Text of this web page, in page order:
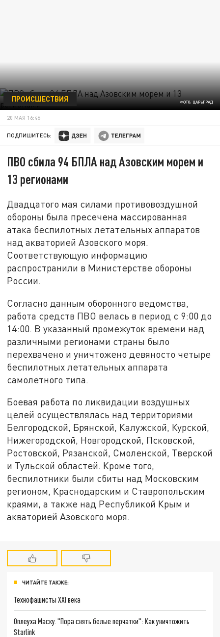
ФОТО: ЦАРЬГРАД
ПРОИСШЕСТВИЯ
20 МАЯ 16:46
ПОДПИШИТЕСЬ:
ПВО сбила 94 БПЛА над Азовским морем и
13 регионами
Двадцатого мая силами противовоздушной
обороны была пресечена массированная
атака беспилотных летательных аппаратов
над акваторией Азовского моря.
Соответствующую информацию
распространили в Министерстве обороны
России.
Согласно данным оборонного ведомства,
работа средств ПВО велась в период с 9:00 до
14:00. В указанный промежуток времени над
различными регионами страны было
перехвачено и уничтожено девяносто четыре
беспилотных летательных аппарата
самолетного типа.
Боевая работа по ликвидации воздушных
целей осуществлялась над территориями
Белгородской, Брянской, Калужской, Курской,
Нижегородской, Новгородской, Псковской,
Ростовской, Рязанской, Смоленской, Тверской
и Тульской областей. Кроме того,
беспилотники были сбиты над Московским
регионом, Краснодарским и Ставропольским
краями, а также над Республикой Крым и
акваторией Азовского моря.
ЧИТАЙТЕ ТАКЖЕ:
Технофашисты XXI века
Оплеуха Маску. "Пора снять белые перчатки": Как уничтожить
Starlink